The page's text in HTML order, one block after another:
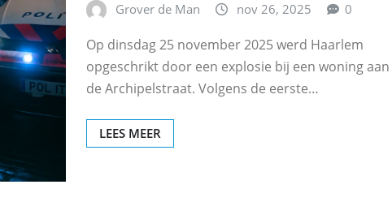
Grover de Man nov 26, 2025 0
Op dinsdag 25 november 2025 werd Haarlem
opgeschrikt door een explosie bij een woning aan
de Archipelstraat. Volgens de eerste…
LEES MEER